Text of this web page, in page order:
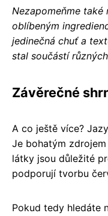
Nezapomeňme
oblíbeným
jedinečná chuť a
stal součástí
Závěrečné
A co ještě více?
Je bohatým zdrojem
látky jsou důležité
podporují tvorbu
Pokud tedy hledáte